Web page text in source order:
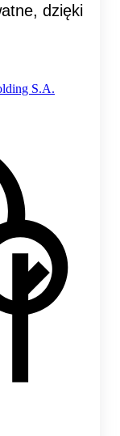
dzięki
S.A.